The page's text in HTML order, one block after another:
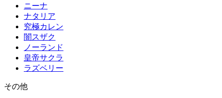
ニーナ
ナタリア
究極カレン
闇スザク
ノーランド
皇帝サクラ
ラズベリー
その他